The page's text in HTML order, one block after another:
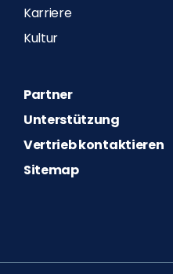
Karriere
Kultur
Partner
Unterstützung
Vertrieb kontaktieren
Sitemap